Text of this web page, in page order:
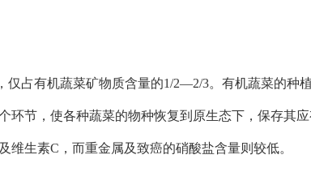
仅占有机蔬菜矿物质含量的1/2—2/3。有机蔬菜的种
环节，使各种蔬菜的物种恢复到原生态下，保存其
维生素C，而重金属及致癌的硝酸盐含量则较低。